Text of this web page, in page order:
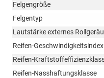
Felgengröße
Felgentyp
Lautstärke externes
Reifen-Geschwindigkeitsindex
Reifen-
Reifen-Nasshaftungsklasse